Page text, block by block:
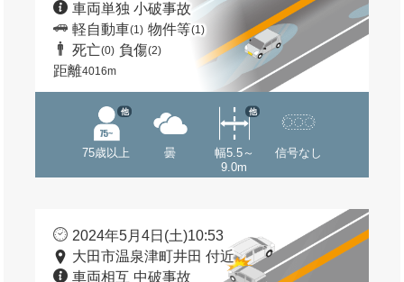
車両単独 小破事故
軽自動車(1) 物件等(1)
死亡(0) 負傷(2)
距離4016m
75歳以上
他
曇
幅5.5～
9.0m
他
信号なし
2024年5月4日(土)10:53
大田市温泉津町井田 付近
車両相互 中破事故